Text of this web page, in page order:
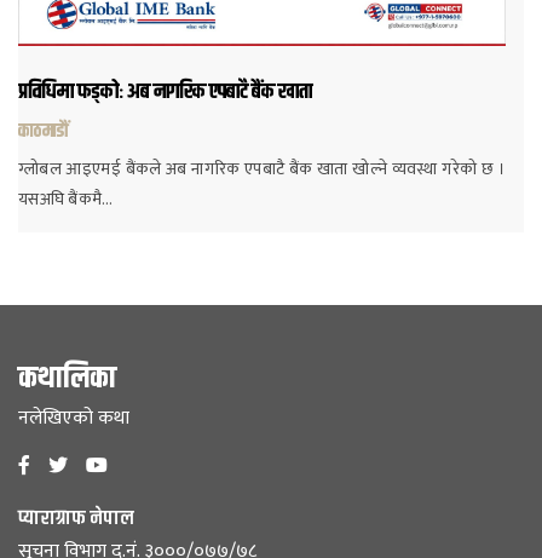
प्रविधिमा फड्कोः अब नागरिक एपबाटै बैंक खाता
काठमाडौं
ग्लोबल आइएमई बैंकले अब नागरिक एपबाटै बैंक खाता खोल्ने व्यवस्था गरेको छ ।
यसअघि बैंकमै…
कथालिका
नलेखिएको कथा
प्याराग्राफ नेपाल